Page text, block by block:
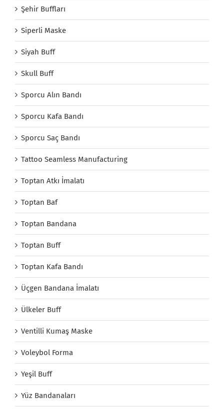
Şehir Buffları
Siperli Maske
Siyah Buff
Skull Buff
Sporcu Alın Bandı
Sporcu Kafa Bandı
Sporcu Saç Bandı
Tattoo Seamless Manufacturing
Toptan Atkı İmalatı
Toptan Baf
Toptan Bandana
Toptan Buff
Toptan Kafa Bandı
Üçgen Bandana İmalatı
Ülkeler Buff
Ventilli Kumaş Maske
Voleybol Forma
Yeşil Buff
Yüz Bandanaları